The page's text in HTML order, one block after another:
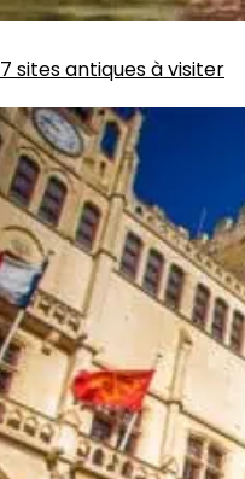
7 sites antiques à visiter